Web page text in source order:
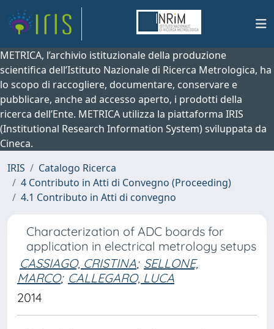
METRICA, l’archivio istituzionale della produzione
scientifica dell’Istituto Nazionale di Ricerca Metrologica, ha
lo scopo di raccogliere, documentare, conservare e
pubblicare, anche ad accesso aperto, i prodotti della
ricerca dell’Ente. METRICA utilizza la piattaforma IRIS
(Institutional Research Information System) sviluppata da
Cineca.
IRIS
Catalogo Ricerca
4 Contributo in Atti di Convegno (Proceeding)
4.1 Contributo in Atti di convegno
Characterization of ADC boards for
application in electrical metrology setups
CASSIAGO, CRISTINA; SELLONE,
MARCO; CALLEGARO, LUCA
2014